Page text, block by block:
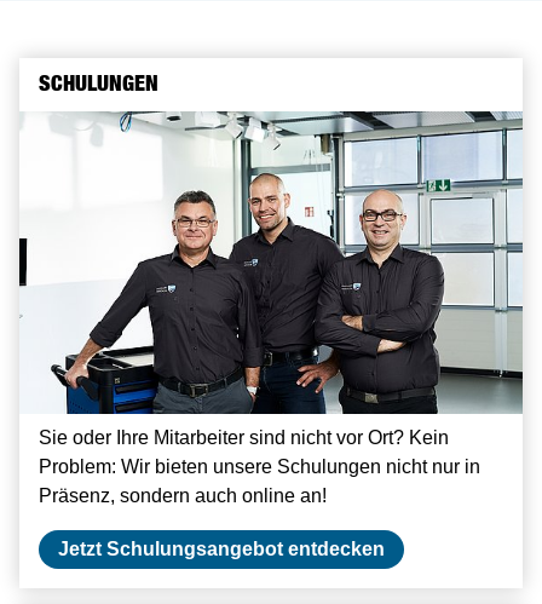
SCHULUNGEN
Sie oder Ihre Mitarbeiter sind nicht vor Ort? Kein
Problem: Wir bieten unsere Schulungen nicht nur in
Präsenz, sondern auch online an!
Jetzt Schulungsangebot entdecken